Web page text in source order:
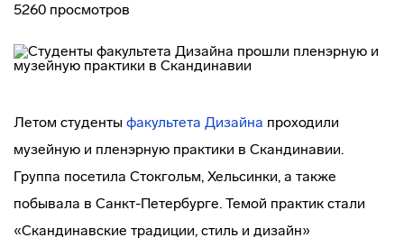
5260 просмотров
Летом студенты факультета Дизайна проходили
музейную и пленэрную практики в Скандинавии.
Группа посетила Стокгольм, Хельсинки, а также
побывала в Санкт-Петербурге. Темой практик стали
«Скандинавские традиции, стиль и дизайн»